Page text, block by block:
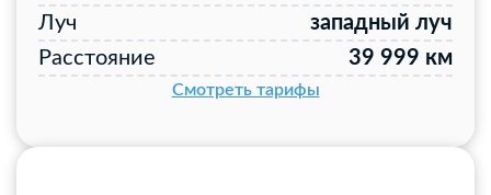
Луч
западный луч
Расстояние
39 999 км
Смотреть тарифы